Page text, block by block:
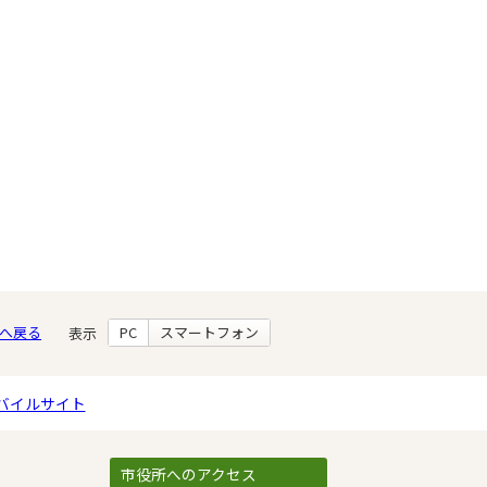
戻る 表示 PC スマートフォン
イルサイト
市役所へのアクセス